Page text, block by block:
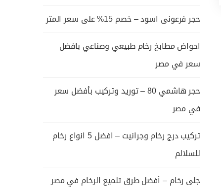
حجر فرعونى اسود – خصم 15% على سعر المتر
احواض مطابخ رخام طبيعي وصناعي بافضل
سعر في مصر
حجر هاشمي 80 – توريد وتركيب بأفضل سعر
في مصر
تركيب درج رخام وجرانيت – افضل 5 انواع رخام
للسلالم
جلى رخام – أفضل طرق تلميع الرخام في مصر